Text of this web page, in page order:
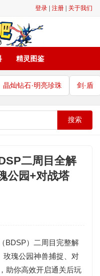
登录 注册 关于我们
精灵图鉴
晶灿钻石·明亮珍珠 剑·盾
搜索
二周目全解
公园+对战塔
BDSP）二周目完整解
玫瑰公园神兽捕捉、对
助你高效开启通关后玩